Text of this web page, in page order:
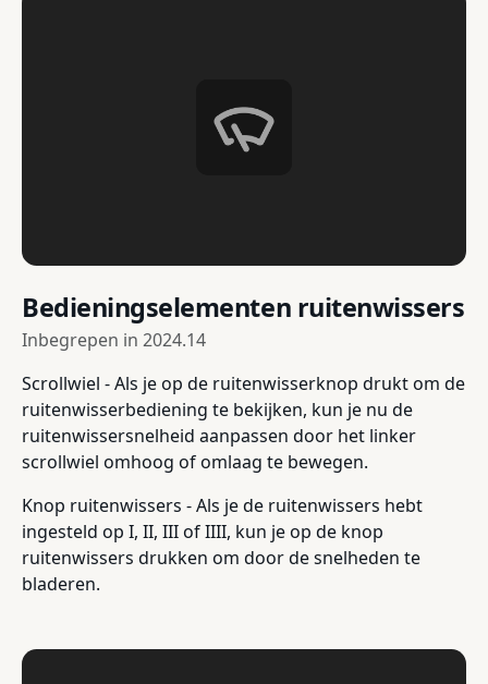
Bedieningselementen ruitenwissers
Inbegrepen in 2024.14
Scrollwiel - Als je op de ruitenwisserknop drukt om de
ruitenwisserbediening te bekijken, kun je nu de
ruitenwissersnelheid aanpassen door het linker
scrollwiel omhoog of omlaag te bewegen.
Knop ruitenwissers - Als je de ruitenwissers hebt
ingesteld op I, II, III of IIII, kun je op de knop
ruitenwissers drukken om door de snelheden te
bladeren.